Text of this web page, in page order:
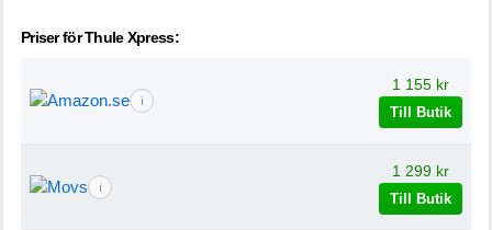
Priser för Thule Xpress:
ℹ
1 155 kr
Till Butik
ℹ
1 299 kr
Till Butik